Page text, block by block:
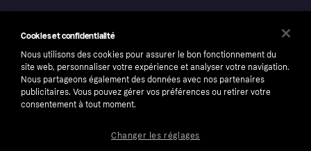
Cookies et confidentialité
Nous utilisons des cookies pour assurer le bon fonctionnement du
site web, personnaliser votre expérience et analyser votre navigation.
Nous partageons également des données avec nos partenaires
publicitaires. Vous pouvez gérer vos préférences ou retirer votre
consentement à tout moment.
Changer les réglages